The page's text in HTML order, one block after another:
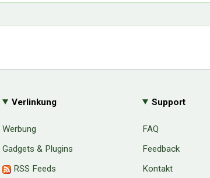
Verlinkung
Werbung
Gadgets & Plugins
RSS Feeds
Support
FAQ
Feedback
Kontakt